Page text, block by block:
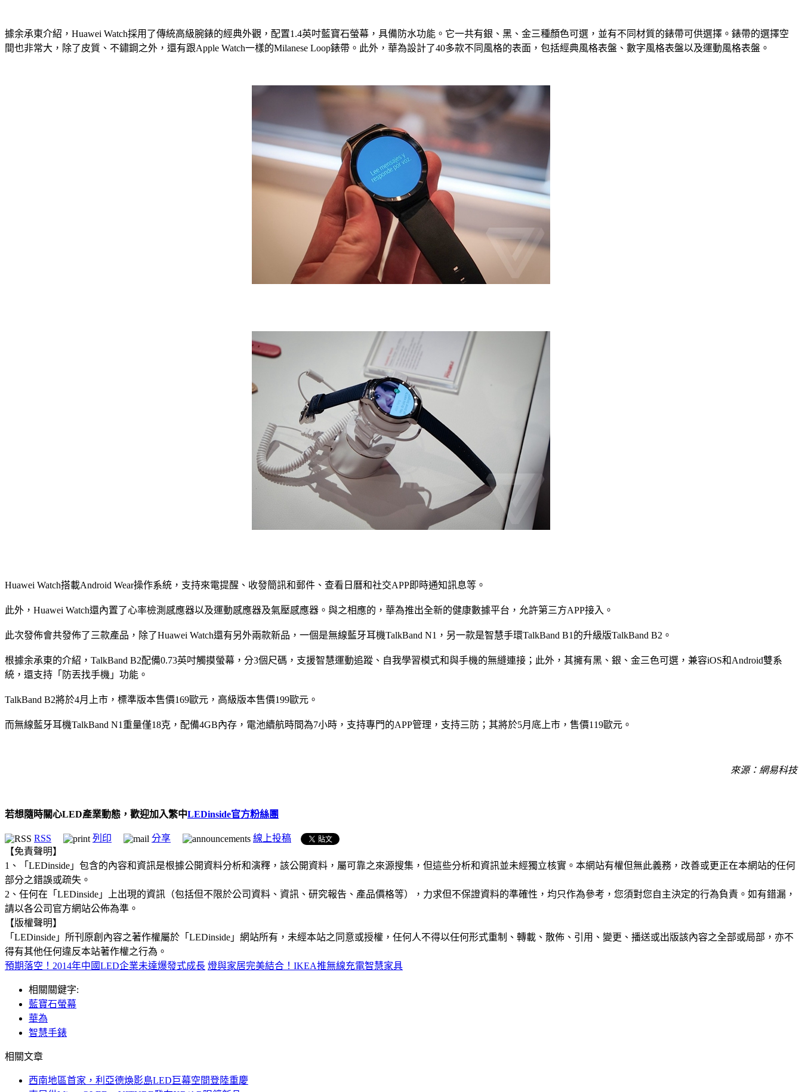
據余承東介紹，Huawei Watch採用了傳統高級腕錶的經典外觀，配置1.4英吋藍寶石螢幕，具備防水功能。它一共有銀、黑、金三種顏色可選，並有不同材質的錶帶可供選擇。錶帶的選擇空
間也非常大，除了皮質、不鏽鋼之外，還有跟Apple Watch一樣的Milanese Loop錶帶。此外，華為設計了40多款不同風格的表面，包括經典風格表盤、數字風格表盤以及運動風格表盤。
Huawei Watch搭載Android Wear操作系統，支持來電提醒、收發簡訊和郵件、查看日曆和社交APP即時通知訊息等。
此外，Huawei Watch還內置了心率檢測感應器以及運動感應器及氣壓感應器。與之相應的，華為推出全新的健康數據平台，允許第三方APP接入。
此次發佈會共發佈了三款產品，除了Huawei Watch還有另外兩款新品，一個是無線藍牙耳機TalkBand N1，另一款是智慧手環TalkBand B1的升級版TalkBand B2。
根據余承東的介紹，TalkBand B2配備0.73英吋觸摸螢幕，分3個尺碼，支援智慧運動追蹤、自我學習模式和與手機的無縫連接；此外，其擁有黑、銀、金三色可選，兼容iOS和Android雙系
統，還支持「防丟找手機」功能。
TalkBand B2將於4月上市，標準版本售價169歐元，高級版本售價199歐元。
而無線藍牙耳機TalkBand N1重量僅18克，配備4GB內存，電池續航時間為7小時，支持專門的APP管理，支持三防；其將於5月底上市，售價119歐元。
來源：網易科技
若想隨時關心LED產業動態，歡迎加入繁中LEDinside官方粉絲團
RSS 列印 分享
線上投稿
【免責聲明】
1、「LEDinside」包含的內容和資訊是根據公開資料分析和演釋，該公開資料，屬可靠之來源搜集，但這些分析和資訊並未經獨立核實。本網站有權但無此義務，改善或更正在本網站的任何
部分之錯誤或疏失。
2、任何在「LEDinside」上出現的資訊（包括但不限於公司資料、資訊、研究報告、產品價格等），力求但不保證資料的準確性，均只作為參考，您須對您自主決定的行為負責。如有錯漏，
請以各公司官方網站公佈為準。
【版權聲明】
「LEDinside」所刊原創內容之著作權屬於「LEDinside」網站所有，未經本站之同意或授權，任何人不得以任何形式重制、轉載、散佈、引用、變更、播送或出版該內容之全部或局部，亦不
得有其他任何違反本站著作權之行為。
預期落空！2014年中國LED企業未達爆發式成長 燈與家居完美結合！IKEA推無線充電智慧家具
相關關鍵字:
藍寶石螢幕
華為
智慧手錶
相關文章
西南地區首家，利亞德煥影島LED巨幕空間登陸重慶